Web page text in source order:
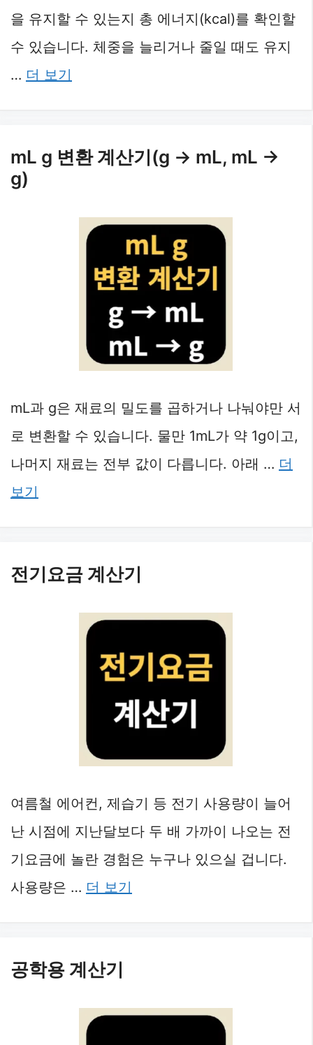
을 유지할 수 있는지 총 에너지(kcal)를 확인할
수 있습니다. 체중을 늘리거나 줄일 때도 유지
… 더 보기
mL g 변환 계산기(g → mL, mL →
g)
mL과 g은 재료의 밀도를 곱하거나 나눠야만 서
로 변환할 수 있습니다. 물만 1mL가 약 1g이고,
나머지 재료는 전부 값이 다릅니다. 아래 … 더
보기
전기요금 계산기
여름철 에어컨, 제습기 등 전기 사용량이 늘어
난 시점에 지난달보다 두 배 가까이 나오는 전
기요금에 놀란 경험은 누구나 있으실 겁니다.
사용량은 … 더 보기
공학용 계산기